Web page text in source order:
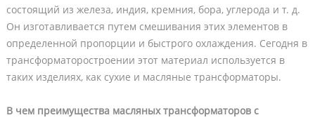
состоящий из железа, индия, кремния, бора, углерода и т. д.
Он изготавливается путем смешивания этих элементов в
определенной пропорции и быстрого охлаждения. Сегодня в
трансформаторостроении этот материал используется в
таких изделиях, как сухие и масляные трансформаторы.
В чем преимущества масляных трансформаторов с